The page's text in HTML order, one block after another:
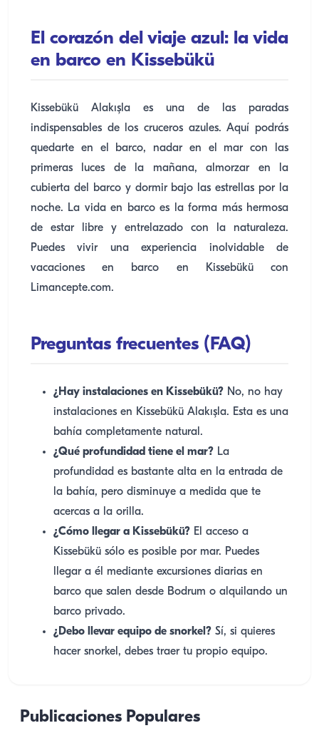
El corazón del viaje azul: la vida
en barco en Kissebükü
Kissebükü Alakışla es una de las paradas
indispensables de los cruceros azules. Aquí podrás
quedarte en el barco, nadar en el mar con las
primeras luces de la mañana, almorzar en la
cubierta del barco y dormir bajo las estrellas por la
noche. La vida en barco es la forma más hermosa
de estar libre y entrelazado con la naturaleza.
Puedes vivir una experiencia inolvidable de
vacaciones en barco en Kissebükü con
Limancepte.com.
Preguntas frecuentes (FAQ)
¿Hay instalaciones en Kissebükü? No, no hay
instalaciones en Kissebükü Alakışla. Esta es una
bahía completamente natural.
¿Qué profundidad tiene el mar? La
profundidad es bastante alta en la entrada de
la bahía, pero disminuye a medida que te
acercas a la orilla.
¿Cómo llegar a Kissebükü? El acceso a
Kissebükü sólo es posible por mar. Puedes
llegar a él mediante excursiones diarias en
barco que salen desde Bodrum o alquilando un
barco privado.
¿Debo llevar equipo de snorkel? Sí, si quieres
hacer snorkel, debes traer tu propio equipo.
Publicaciones Populares